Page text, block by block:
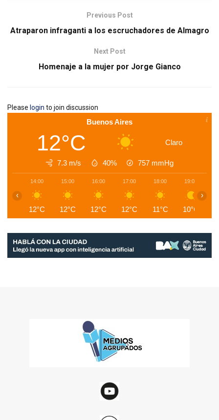
Previous Post
Atraparon infraganti a los escruchadores de Almagro
Next Post
Homenaje a la mujer por Jorge Gianco
Please login to join discussion
Buenos Aires
12°C Claro
7.3 m/s 40% 757 mmHg
14:00
12°C
15:00
12°C
16:00
12°C
17:00
12°C
18:00
11°C
19:00
10°C
‹ ›